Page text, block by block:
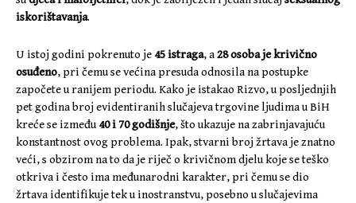
iskorištavanja.
U istoj godini pokrenuto je 45 istraga, a28 osoba je krivično
osuđeno, pri čemu se većina presuda odnosila na postupke
započete u ranijem periodu. Kako je istakao Rizvo, u posljednjih
pet godina broj evidentiranih slučajeva trgovine ljudima u BiH
kreće se između 40 i 70 godišnje, što ukazuje na zabrinjavajuću
konstantnost ovog problema. Ipak, stvarni broj žrtava je znatno
veći, s obzirom na to da je riječ o krivičnom djelu koje se teško
otkriva i često ima međunarodni karakter, pri čemu se dio
žrtava identifikuje tek u inostranstvu, posebno u slučajevima